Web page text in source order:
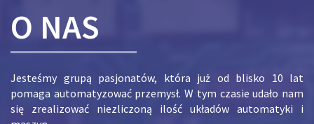
O NAS
Jesteśmy grupą pasjonatów, która już od blisko 10 lat
pomaga automatyzować przemysł. W tym czasie udało nam
się zrealizować niezliczoną ilość układów automatyki i